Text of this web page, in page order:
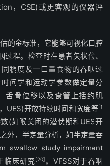
，CSE)或更客观的仪器评
的金标准，它能够可视化口腔
程。检查时在患者矢状位、
稠度及一口量食物的吞咽过
间学和运动学参数做定量分
舌骨位移以及食管上括约肌
UES)开放持续时间和宽度等[1
(如喉关闭的潜伏期和UES开
外，半定量分析，如半定量吞
swallow study impairment
临床研究[20]。VFSS对于吞咽